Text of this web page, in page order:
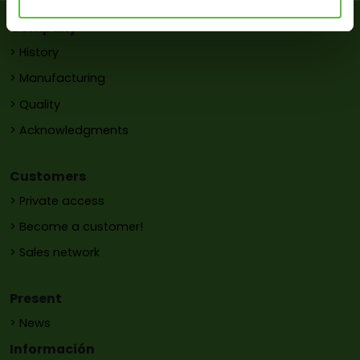
Company
> History
> Manufacturing
> Quality
> Acknowledgments
Customers
> Private access
> Become a customer!
> Sales network
Present
> News
Información